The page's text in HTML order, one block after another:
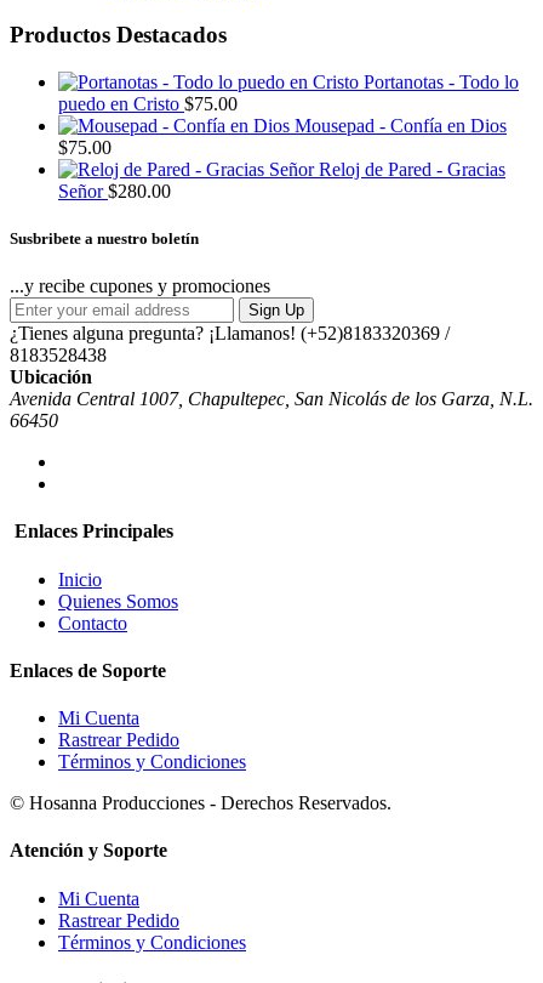
Productos Destacados
Portanotas - Todo lo
puedo en Cristo $75.00
Mousepad - Confía en Dios
$75.00
Reloj de Pared - Gracias
Señor $280.00
Susbribete a nuestro boletín
...y recibe cupones y promociones
Sign Up
¿Tienes alguna pregunta? ¡Llamanos! (+52)8183320369 /
8183528438
Ubicación
Avenida Central 1007, Chapultepec, San Nicolás de los Garza, N.L.
66450
Enlaces Principales
Inicio
Quienes Somos
Contacto
Enlaces de Soporte
Mi Cuenta
Rastrear Pedido
Términos y Condiciones
© Hosanna Producciones - Derechos Reservados.
Atención y Soporte
Mi Cuenta
Rastrear Pedido
Términos y Condiciones